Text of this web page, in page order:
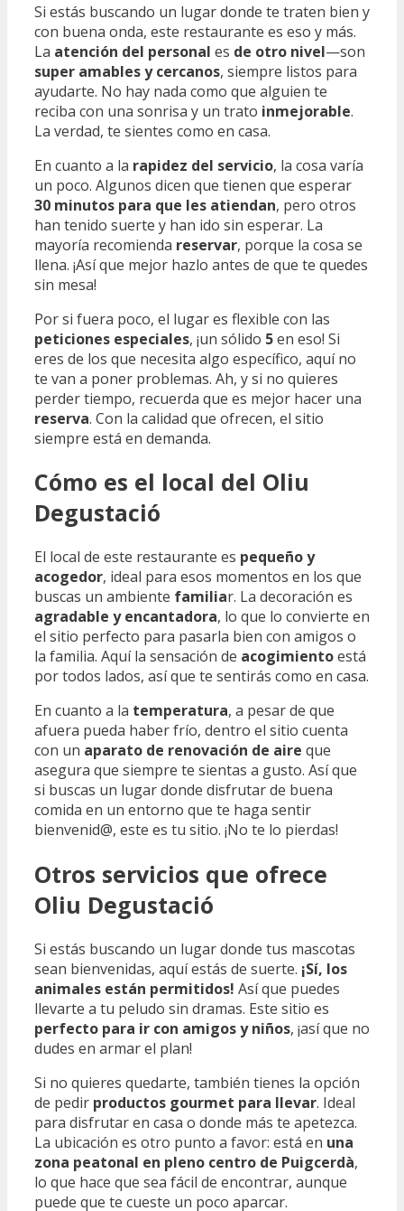
Si estás buscando un lugar donde te traten bien y
con buena onda, este restaurante es eso y más.
La atención del personal es de otro nivel—son
super amables y cercanos, siempre listos para
ayudarte. No hay nada como que alguien te
reciba con una sonrisa y un trato inmejorable.
La verdad, te sientes como en casa.
En cuanto a la rapidez del servicio, la cosa varía
un poco. Algunos dicen que tienen que esperar
30 minutos para que les atiendan, pero otros
han tenido suerte y han ido sin esperar. La
mayoría recomienda reservar, porque la cosa se
llena. ¡Así que mejor hazlo antes de que te quedes
sin mesa!
Por si fuera poco, el lugar es flexible con las
peticiones especiales, ¡un sólido 5en eso! Si
eres de los que necesita algo específico, aquí no
te van a poner problemas. Ah, y si no quieres
perder tiempo, recuerda que es mejor hacer una
reserva. Con la calidad que ofrecen, el sitio
siempre está en demanda.
Cómo es el local del Oliu
Degustació
El local de este restaurante es pequeño y
acogedor, ideal para esos momentos en los que
buscas un ambiente familiar. La decoración es
agradable y encantadora, lo que lo convierte en
el sitio perfecto para pasarla bien con amigos o
la familia. Aquí la sensación de acogimientoestá
por todos lados, así que te sentirás como en casa.
En cuanto a la temperatura, a pesar de que
afuera pueda haber frío, dentro el sitio cuenta
con un aparato de renovación de aire que
asegura que siempre te sientas a gusto. Así que
si buscas un lugar donde disfrutar de buena
comida en un entorno que te haga sentir
bienvenid@, este es tu sitio. ¡No te lo pierdas!
Otros servicios que ofrece
Oliu Degustació
Si estás buscando un lugar donde tus mascotas
sean bienvenidas, aquí estás de suerte. ¡Sí, los
animales están permitidos! Así que puedes
llevarte a tu peludo sin dramas. Este sitio es
perfecto para ir con amigos y niños, ¡así que no
dudes en armar el plan!
Si no quieres quedarte, también tienes la opción
de pedir productos gourmet para llevar. Ideal
para disfrutar en casa o donde más te apetezca.
La ubicación es otro punto a favor: está en una
zona peatonal en pleno centro de Puigcerdà,
lo que hace que sea fácil de encontrar, aunque
puede que te cueste un poco aparcar.